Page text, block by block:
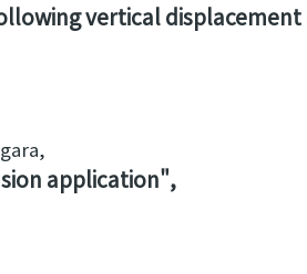
vertical displacement
application